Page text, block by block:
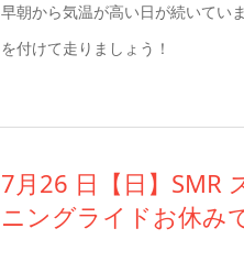
早朝から気温が高い日が続いてい
を付けて走りましょう！
7月26 日【日】SMR
ニングライドお休み